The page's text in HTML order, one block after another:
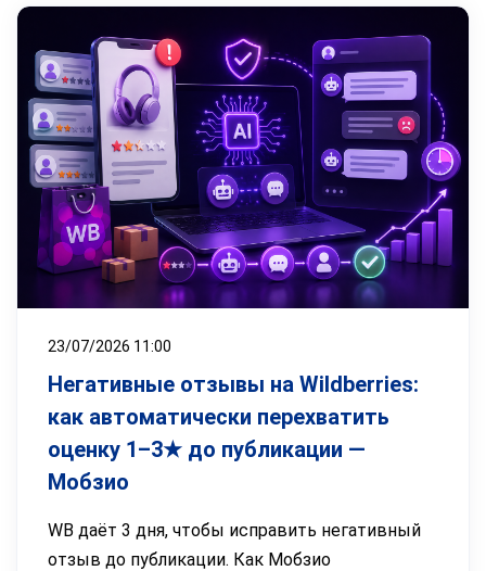
23/07/2026 11:00
Негативные отзывы на Wildberries:
как автоматически перехватить
оценку 1–3★ до публикации —
Мобзио
WB даёт 3 дня, чтобы исправить негативный
отзыв до публикации. Как Мобзио